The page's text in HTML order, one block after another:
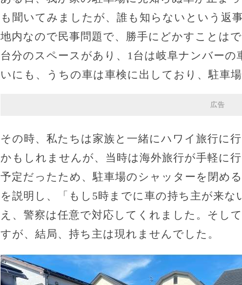
も聞いてみましたが、誰も知らないという返
地内なので民事問題で、勝手にどかすことは
台分のスペースがあり、1台は岐阜ナンバー
いにも、うちの車は車検に出しており、駐車
広告
その時、私たちは家族と一緒にハワイ旅行に
かもしれませんが、当時は海外旅行が手軽に
予定だったため、駐車場のシャッターを閉め
を説明し、「もし5時までに車の持ち主が来
え、警察は任意で対応してくれました。そし
すが、結局、持ち主は現れませんでした。